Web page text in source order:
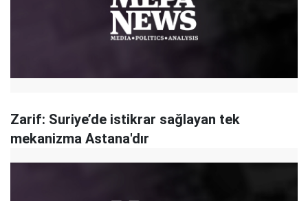
Zarif: Suriye’de istikrar sağlayan tek
mekanizma Astana'dır